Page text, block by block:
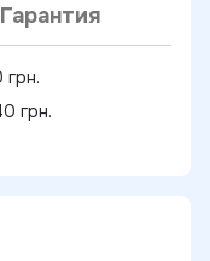
Гарантия
грн.